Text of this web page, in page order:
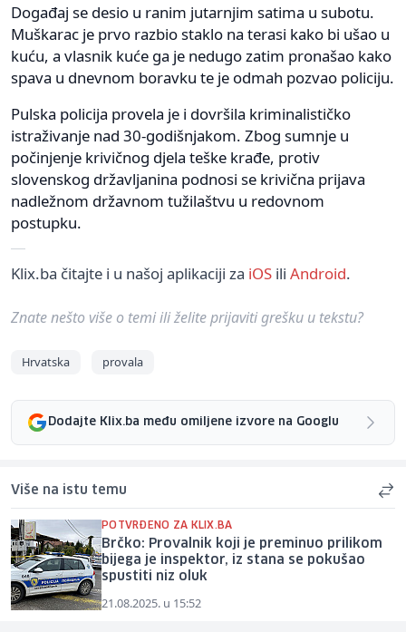
Događaj se desio u ranim jutarnjim satima u subotu.
Muškarac je prvo razbio staklo na terasi kako bi ušao u
kuću, a vlasnik kuće ga je nedugo zatim pronašao kako
spava u dnevnom boravku te je odmah pozvao policiju.
Pulska policija provela je i dovršila kriminalističko
istraživanje nad 30-godišnjakom. Zbog sumnje u
počinjenje krivičnog djela teške krađe, protiv
slovenskog državljanina podnosi se krivična prijava
nadležnom državnom tužilaštvu u redovnom
postupku.
Klix.ba čitajte i u našoj aplikaciji za iOS ili Android.
Znate nešto više o temi ili želite prijaviti grešku u tekstu?
Hrvatska provala
Dodajte Klix.ba među omiljene izvore na Googlu
Više na istu temu
POTVRĐENO ZA KLIX.BA
Brčko: Provalnik koji je preminuo prilikom
bijega je inspektor, iz stana se pokušao
spustiti niz oluk
21.08.2025. u 15:52